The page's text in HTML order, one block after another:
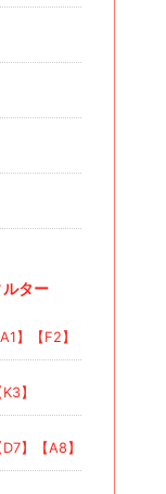
ター
】【F2】
】
】【A8】